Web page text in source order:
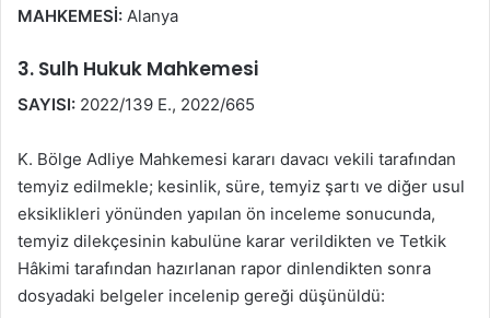
MAHKEMESİ: Alanya
3. Sulh Hukuk Mahkemesi
SAYISI: 2022/139 E., 2022/665
K. Bölge Adliye Mahkemesi kararı davacı vekili tarafından
temyiz edilmekle; kesinlik, süre, temyiz şartı ve diğer usul
eksiklikleri yönünden yapılan ön inceleme sonucunda,
temyiz dilekçesinin kabulüne karar verildikten ve Tetkik
Hâkimi tarafından hazırlanan rapor dinlendikten sonra
dosyadaki belgeler incelenip gereği düşünüldü: